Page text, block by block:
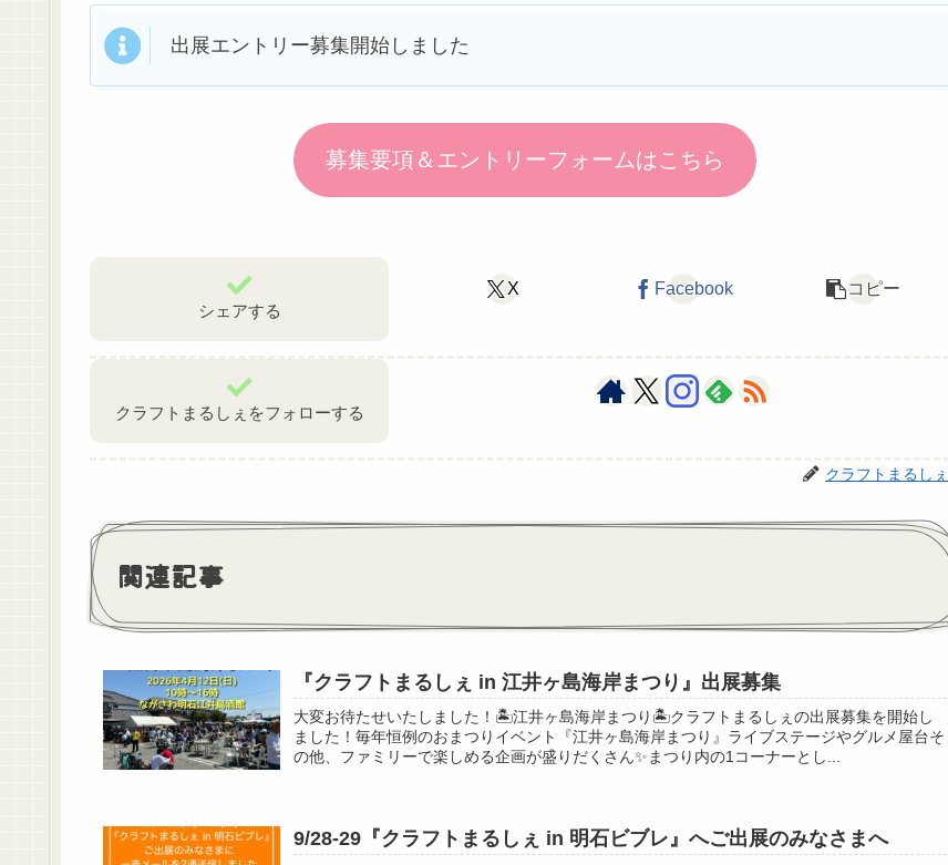
出展エントリー募集開始しました
募集要項＆エントリーフォームはこちら
シェアする
X Facebook コピー
クラフトまるしぇをフォローする
クラフトまるしぇ
関連記事
『クラフトまるしぇ in 江井ヶ島海岸まつり』出展募集
大変お待たせいたしました！🏝️江井ヶ島海岸まつり🏝️クラフトまるしぇの出展募集を開始し
ました！毎年恒例のおまつりイベント『江井ヶ島海岸まつり』ライブステージやグルメ屋台そ
の他、ファミリーで楽しめる企画が盛りだくさん✨まつり内の1コーナーとし...
9/28-29『クラフトまるしぇ in 明石ビブレ』へご出展のみなさまへ